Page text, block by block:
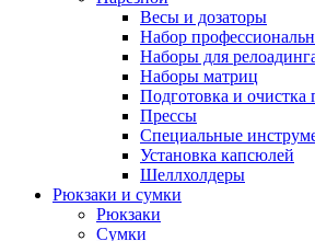
Весы и дозаторы
Набор
Наборы для
Наборы матриц
Подготовка и очистка
Прессы
Специальные
Установка капсюлей
Шеллхолдеры
Рюкзаки и сумки
Рюкзаки
Сумки